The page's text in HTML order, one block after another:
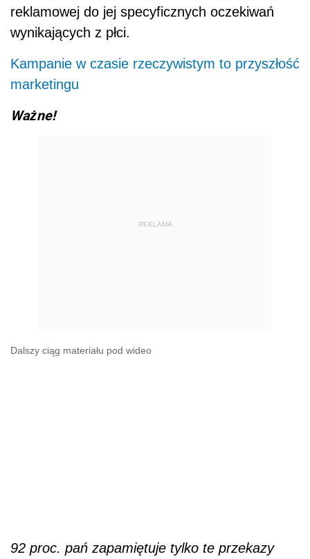
reklamowej do jej specyficznych oczekiwań
wynikających z płci.
Kampanie w czasie rzeczywistym to przyszłość
marketingu
Ważne!
REKLAMA
Dalszy ciąg materiału pod wideo
92 proc. pań zapamiętuje tylko te przekazy